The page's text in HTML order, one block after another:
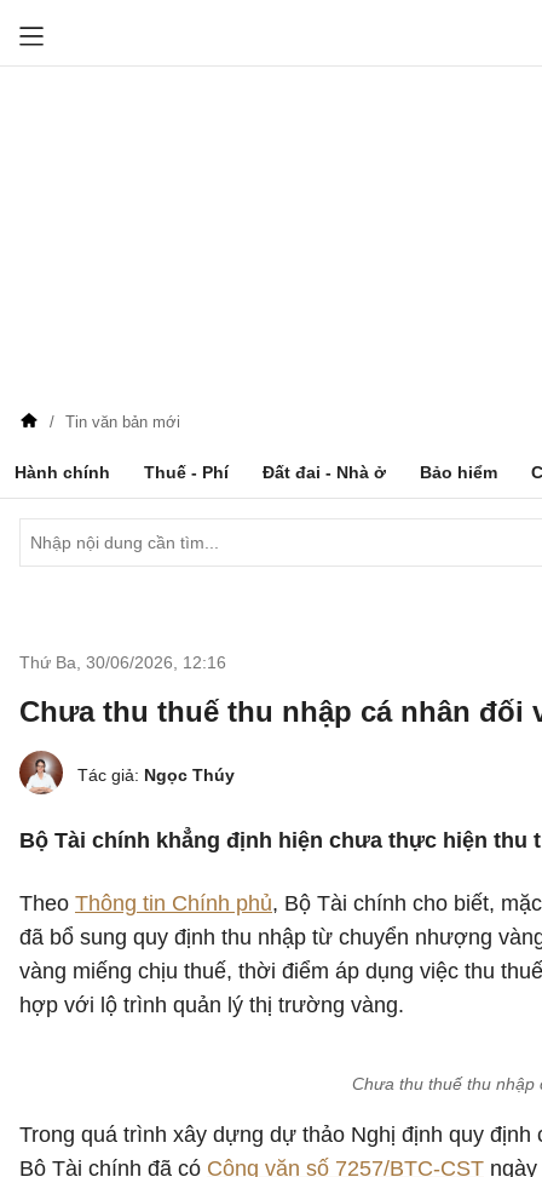
Tin văn bản mới
Hành chính Thuế - Phí Đất đai - Nhà ở Bảo hiểm
Thứ Ba, 30/06/2026 12:16
Chưa thu thuế thu nhập cá nhân đối
Tác giả: Ngọc Thúy
Bộ Tài chính khẳng định hiện chưa thực hiện thu
Theo Thông tin Chính phủ, Bộ Tài chính cho biết,
đã bổ sung quy định thu nhập từ chuyển nhượng
vàng miếng chịu thuế, thời điểm áp dụng việc thu
hợp với lộ trình quản lý thị trường vàng.
Chưa thu thuế thu nhập
Trong quá trình xây dựng dự thảo Nghị định quy
Bộ Tài chính đã có Công văn số 7257/BTC-CST